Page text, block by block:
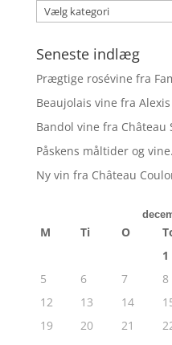
Kategorier
Seneste indlæg
Prægtige rosévine fra
Beaujolais vine fra
Bandol vine fra Château
Påskens måltider og vine.
Ny vin fra Château
M Ti O
1
5
6 7 8
12
13 14
19
20 21